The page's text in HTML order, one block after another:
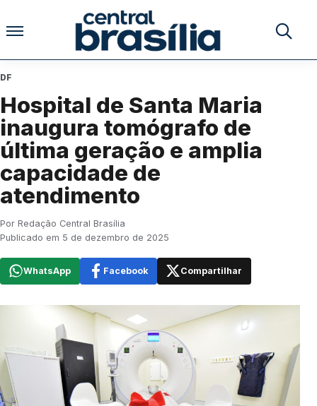
Pular para o conteúdo
Buscar
DF
Hospital de Santa Maria
inaugura tomógrafo de
última geração e amplia
capacidade de
atendimento
Por Redação Central Brasília
Publicado em 5 de dezembro de 2025
WhatsApp Facebook Compartilhar